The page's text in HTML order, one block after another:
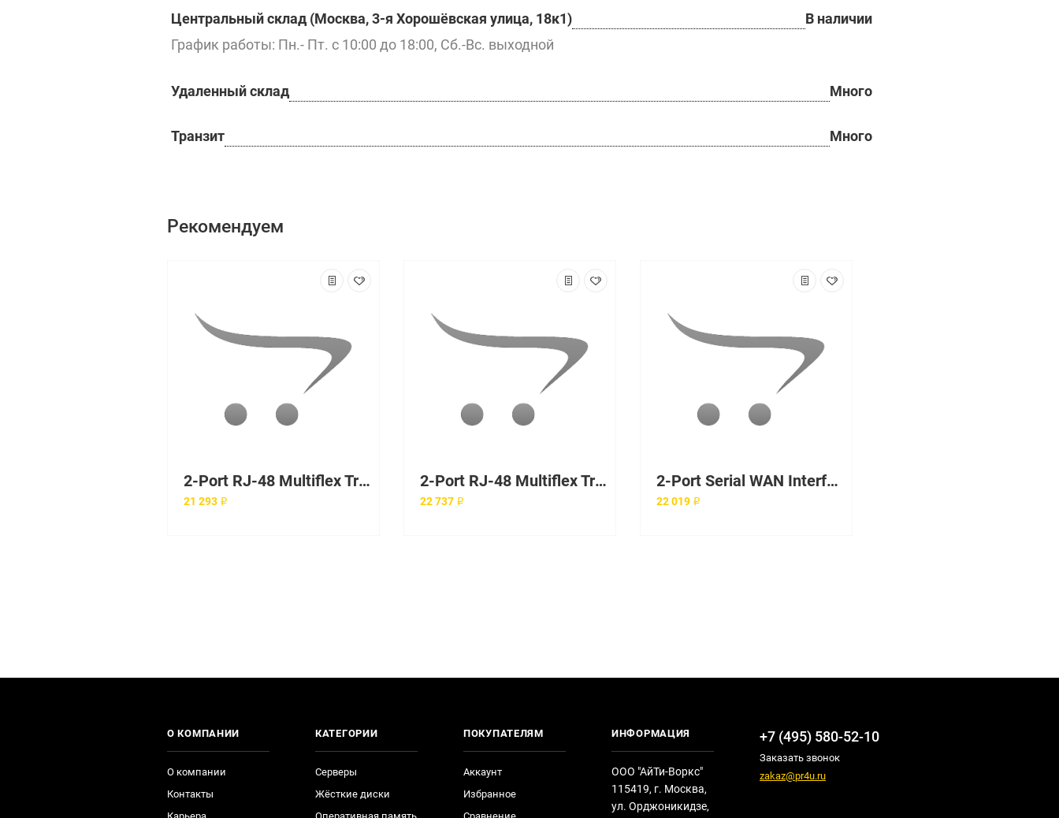
Центральный склад (Москва, 3-я Хорошёвская улица, 18к1)
В наличии
График работы: Пн.- Пт. с 10:00 до 18:00, Сб.-Вс. выходной
Удаленный склад Много
Транзит Много
Рекомендуем
2-Port RJ-48 Multiflex Trunk - G.703
21 293 ₽
2-Port RJ-48 Multiflex Trunk - G.703
22 737 ₽
2-Port Serial WAN Interface Card
22 019 ₽
О КОМПАНИИ
О компании
Контакты
КАТЕГОРИИ
Серверы
Жёсткие диски
ПОКУПАТЕЛЯМ
Аккаунт
Избранное
ИНФОРМАЦИЯ
ООО "АйТи-Воркс"
115419, г. Москва,
ул. Орджоникидзе,
+7 (495) 580-52-10
Заказать звонок
zakaz@pr4u.ru